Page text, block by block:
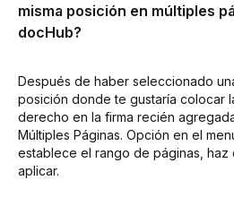
misma posición en múltiples
docHub?
Después de haber seleccionado
posición donde te gustaría colocar
derecho en la firma recién
Múltiples Páginas. Opción en el
establece el rango de páginas, haz
aplicar.